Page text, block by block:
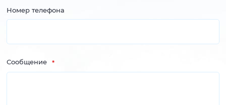
Номер телефона
Сообщение